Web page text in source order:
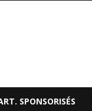
SPONSORISÉS